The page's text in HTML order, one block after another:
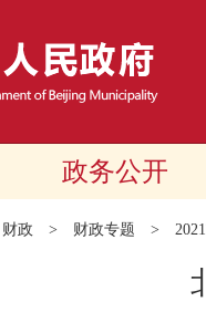
政务公开
财政 > 财政专题 >